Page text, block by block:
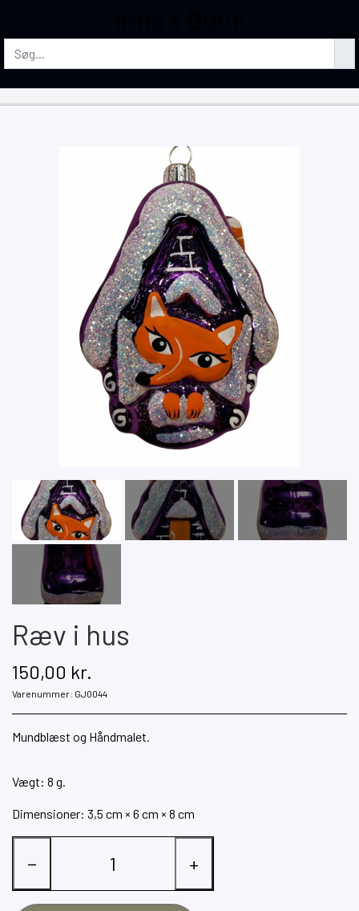
Ræv i hus
150,00 kr.
Varenummer: GJ0044
Mundblæst og Håndmalet.
Vægt: 8 g.
Dimensioner: 3,5 cm × 6 cm × 8 cm
− +